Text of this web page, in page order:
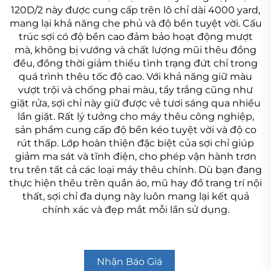
120D/2 này được cung cấp trên lô chỉ dài 4000 yard,
mang lại khả năng che phủ và độ bền tuyệt vời. Cấu
trúc sợi có độ bền cao đảm bảo hoạt động mượt
mà, không bị vướng và chất lượng mũi thêu đồng
đều, đồng thời giảm thiểu tình trạng đứt chỉ trong
quá trình thêu tốc độ cao. Với khả năng giữ màu
vượt trội và chống phai màu, tẩy trắng cũng như
giặt rửa, sợi chỉ này giữ được vẻ tươi sáng qua nhiều
lần giặt. Rất lý tưởng cho máy thêu công nghiệp,
sản phẩm cung cấp độ bền kéo tuyệt vời và độ co
rút thấp. Lớp hoàn thiện đặc biệt của sợi chỉ giúp
giảm ma sát và tĩnh điện, cho phép vận hành trơn
tru trên tất cả các loại máy thêu chính. Dù bạn đang
thực hiện thêu trên quần áo, mũ hay đồ trang trí nội
thất, sợi chỉ đa dụng này luôn mang lại kết quả
chính xác và đẹp mắt mỗi lần sử dụng.
Nhận Báo Giá